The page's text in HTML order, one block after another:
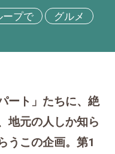
ープで グルメ
ート」たちに、絶
地元の人しか知ら
うこの企画。第1